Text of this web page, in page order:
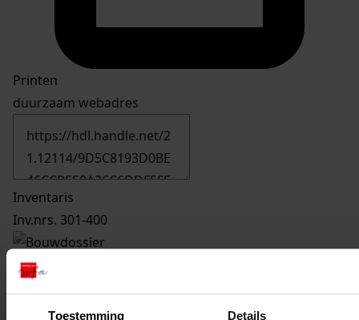
Toestemming Details
Printen
duurzaam webadres
Inventaris
Inv.nrs. 301-400
323Plaatsen van een schuur, 2003-2003
2003-2003